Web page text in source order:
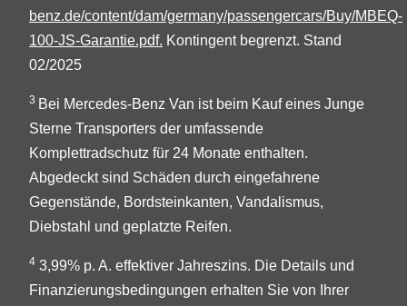
benz.de/content/dam/germany/passengercars/Buy/MBEQ-
100-JS-Garantie.pdf. Kontingent begrenzt. Stand
02/2025
3 Bei Mercedes-Benz Van ist beim Kauf eines Junge
Sterne Transporters der umfassende
Komplettradschutz für 24 Monate enthalten.
Abgedeckt sind Schäden durch eingefahrene
Gegenstände, Bordsteinkanten, Vandalismus,
Diebstahl und geplatzte Reifen.
4 3,99% p. A. effektiver Jahreszins. Die Details und
Finanzierungsbedingungen erhalten Sie von Ihrer